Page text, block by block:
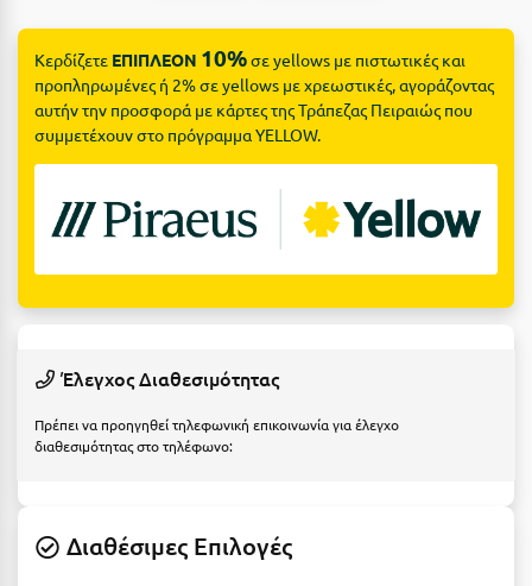
Γ
Γαλαξiδι
Γλυφάδα
Γρεβενά
Δ
Δελφοί
Διακοπτό
Ε
Ελληνικό Αρκαδίας
Δες όλες τις προσφορές
Δες όλα τα πακέτα διακοπών
Κερδίζετε ΕΠΙΠΛΕΟΝ 10%σε yellows με πιστωτικές και
προπληρωμένες ή 2% σε yellows με χρεωστικές, αγοράζοντας
αυτήν την προσφορά με κάρτες της Τράπεζας Πειραιώς που
συμμετέχουν στο πρόγραμμα YELLOW.
Έλεγχος Διαθεσιμότητας
Πρέπει να προηγηθεί τηλεφωνική επικοινωνία για έλεγχο
διαθεσιμότητας στο τηλέφωνο:
Διαθέσιμες Επιλογές